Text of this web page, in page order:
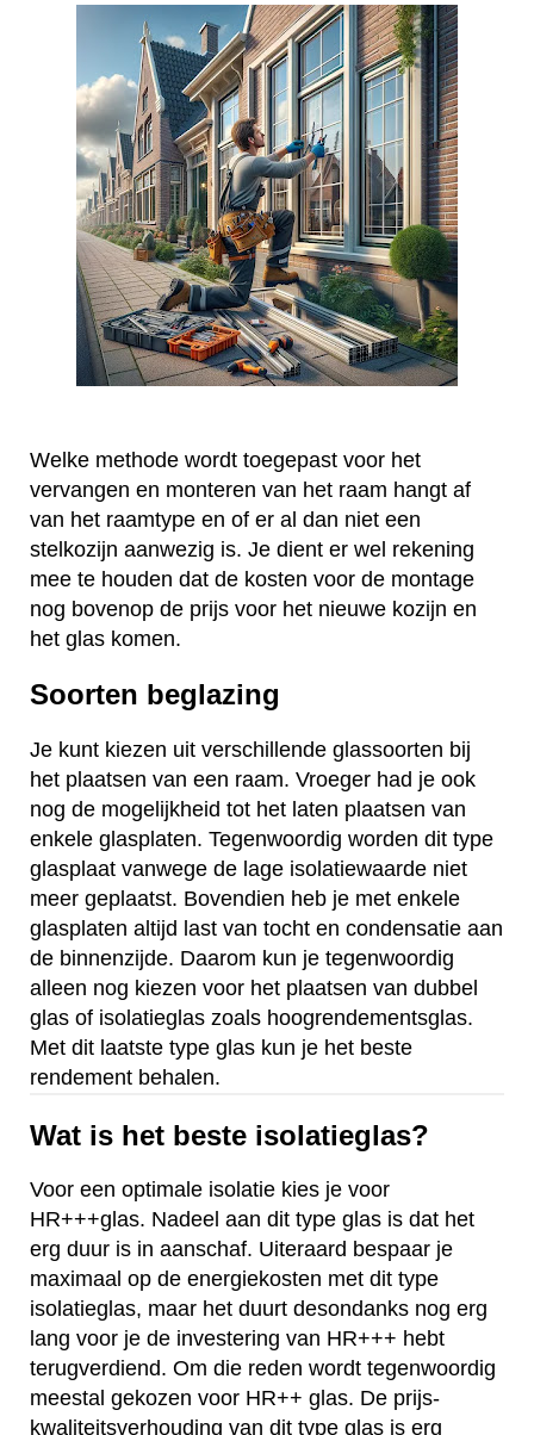
Welke methode wordt toegepast voor het
vervangen en monteren van het raam hangt af
van het raamtype en of er al dan niet een
stelkozijn aanwezig is. Je dient er wel rekening
mee te houden dat de kosten voor de montage
nog bovenop de prijs voor het nieuwe kozijn en
het glas komen.
Soorten beglazing
Je kunt kiezen uit verschillende glassoorten bij
het plaatsen van een raam. Vroeger had je ook
nog de mogelijkheid tot het laten plaatsen van
enkele glasplaten. Tegenwoordig worden dit type
glasplaat vanwege de lage isolatiewaarde niet
meer geplaatst. Bovendien heb je met enkele
glasplaten altijd last van tocht en condensatie aan
de binnenzijde. Daarom kun je tegenwoordig
alleen nog kiezen voor het plaatsen van dubbel
glas of isolatieglas zoals hoogrendementsglas.
Met dit laatste type glas kun je het beste
rendement behalen.
Wat is het beste isolatieglas?
Voor een optimale isolatie kies je voor
HR+++glas. Nadeel aan dit type glas is dat het
erg duur is in aanschaf. Uiteraard bespaar je
maximaal op de energiekosten met dit type
isolatieglas, maar het duurt desondanks nog erg
lang voor je de investering van HR+++ hebt
terugverdiend. Om die reden wordt tegenwoordig
meestal gekozen voor HR++ glas. De prijs-
kwaliteitsverhouding van dit type glas is erg